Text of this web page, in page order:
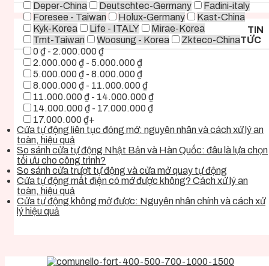
Deper-China
Deutschtec-Germany
Fadini-italy
Foresee - Taiwan
Holux-Germany
Kast-China
Kyk-Korea
Life - ITALY
Mirae-Korea
Tmt-Taiwan
Woosung - Korea Zkteco-China
0 ₫ - 2.000.000 ₫
2.000.000 ₫ - 5.000.000 ₫
5.000.000 ₫ - 8.000.000 ₫
8.000.000 ₫ - 11.000.000 ₫
11.000.000 ₫ - 14.000.000 ₫
14.000.000 ₫ - 17.000.000 ₫
17.000.000 ₫+
TIN
TỨC
Cửa tự động liên tục đóng mở: nguyên nhân và cách xử lý an
toàn, hiệu quả
So sánh cửa tự động Nhật Bản và Hàn Quốc: đâu là lựa chọn
tối ưu cho công trình?
So sánh cửa trượt tự động và cửa mở quay tự động
Cửa tự động mất điện có mở được không? Cách xử lý an
toàn, hiệu quả
Cửa tự động không mở được: Nguyên nhân chính và cách xử
lý hiệu quả